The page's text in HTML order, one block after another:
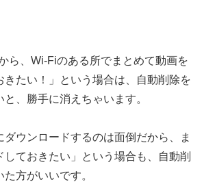
ら、Wi-Fiのある所でまとめて動画を
きたい！」という場合は、自動削除を
、勝手に消えちゃいます。
ダウンロードするのは面倒だから、ま
しておきたい」という場合も、自動削
方がいいです。